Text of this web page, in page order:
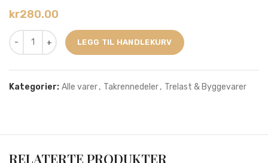
kr280.00
LEGG TIL HANDLEKURV
Kategorier: Alle varer, Takrennedeler, Trelast & Byggevarer
RELATERTE PRODUKTER